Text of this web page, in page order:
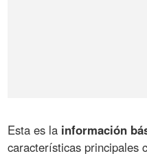
Esta es la información
características principales